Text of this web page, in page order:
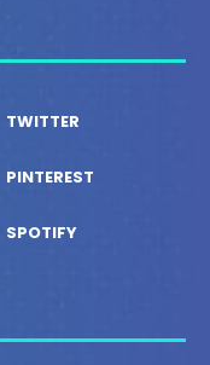
TWITTER
PINTEREST
SPOTIFY